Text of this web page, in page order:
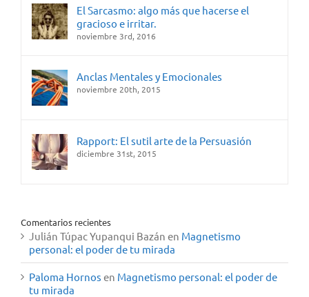
El Sarcasmo: algo más que hacerse el
gracioso e irritar.
noviembre 3rd, 2016
Anclas Mentales y Emocionales
noviembre 20th, 2015
Rapport: El sutil arte de la Persuasión
diciembre 31st, 2015
Comentarios recientes
Julián Túpac Yupanqui Bazán en Magnetismo
personal: el poder de tu mirada
Paloma Hornos en Magnetismo personal: el poder de
tu mirada